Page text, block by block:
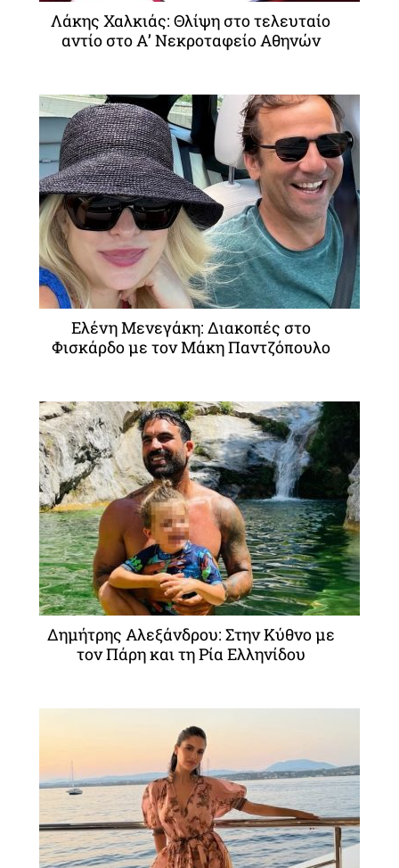
Λάκης Χαλκιάς: Θλίψη στο τελευταίο
αντίο στο Α’ Νεκροταφείο Αθηνών
Ελένη Μενεγάκη: Διακοπές στο
Φισκάρδο με τον Μάκη Παντζόπουλο
Δημήτρης Αλεξάνδρου: Στην Κύθνο με
τον Πάρη και τη Ρία Ελληνίδου